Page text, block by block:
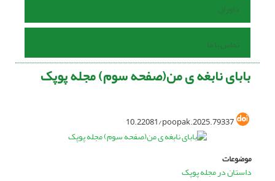
داوران
تماس با ما
بابای نابغه ی من(صفحه سوم) مجله پوپک
10.22081/poopak.2025.79337
موضوعات
داستان در مجله پوپک